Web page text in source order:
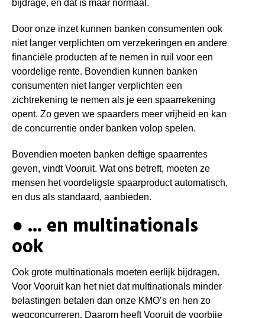
bijdrage, en dat is maar normaal.
Door onze inzet kunnen banken consumenten ook
niet langer verplichten om verzekeringen en andere
financiële producten af te nemen in ruil voor een
voordelige rente. Bovendien kunnen banken
consumenten niet langer verplichten een
zichtrekening te nemen als je een spaarrekening
opent. Zo geven we spaarders meer vrijheid en kan
de concurrentie onder banken volop spelen.
Bovendien moeten banken deftige spaarrentes
geven, vindt Vooruit. Wat ons betreft, moeten ze
mensen het voordeligste spaarproduct automatisch,
en dus als standaard, aanbieden.
● ... en multinationals
ook
Ook grote multinationals moeten eerlijk bijdragen.
Voor Vooruit kan het niet dat multinationals minder
belastingen betalen dan onze KMO’s en hen zo
wegconcurreren. Daarom heeft Vooruit de voorbije